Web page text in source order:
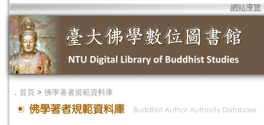
網站導覽
． 首頁 > 佛學著者規範資料庫